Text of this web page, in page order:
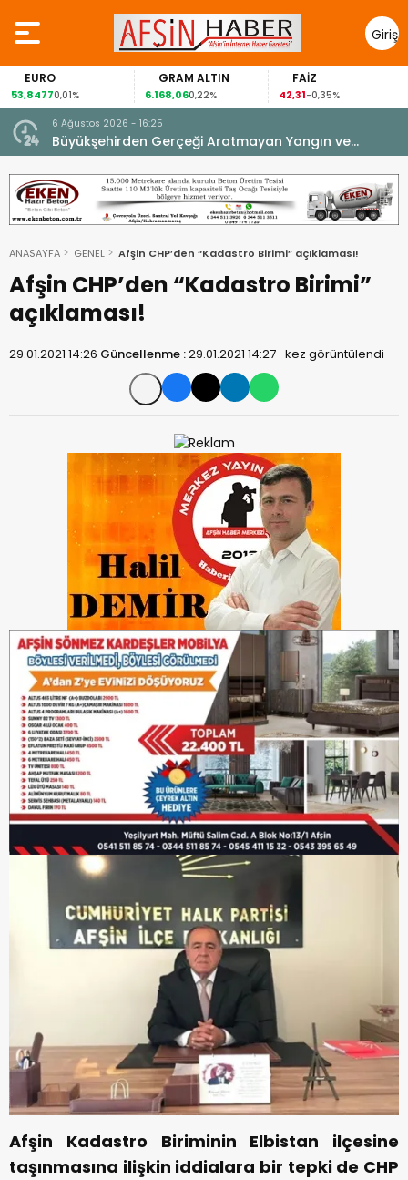
Giriş
Yap
EURO
53,84770,01%
GRAM ALTIN
6.168,060,22%
FAİZ
42,31-0,35%
6 Ağustos 2026 - 16:25
Büyükşehirden Gerçeği Aratmayan Yangın ve
Kurtarma Tatbikatı.
ANASAYFA GENEL Afşin CHP’den “Kadastro Birimi” açıklaması!
Afşin CHP’den “Kadastro Birimi”
açıklaması!
29.01.2021 14:26 Güncellenme :29.01.2021 14:27 kez görüntülendi
Afşin Kadastro Biriminin Elbistan ilçesine
taşınmasına ilişkin iddialara bir tepki de CHP